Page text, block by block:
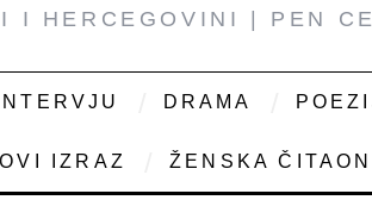
I HERCEGOVINI | PEN
INTERVJU DRAMA
IZRAZ ŽENSKA